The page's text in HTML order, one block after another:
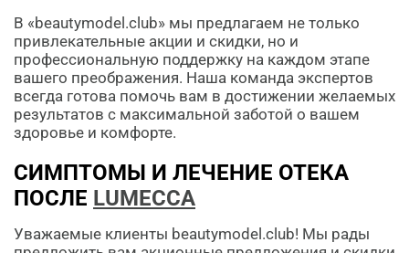
В «beautymodel.club» мы предлагаем не только
привлекательные акции и скидки, но и
профессиональную поддержку на каждом этапе
вашего преображения. Наша команда экспертов
всегда готова помочь вам в достижении желаемых
результатов с максимальной заботой о вашем
здоровье и комфорте.
СИМПТОМЫ И ЛЕЧЕНИЕ ОТЕКА
ПОСЛЕ LUMECCA
Уважаемые клиенты beautymodel.club! Мы рады